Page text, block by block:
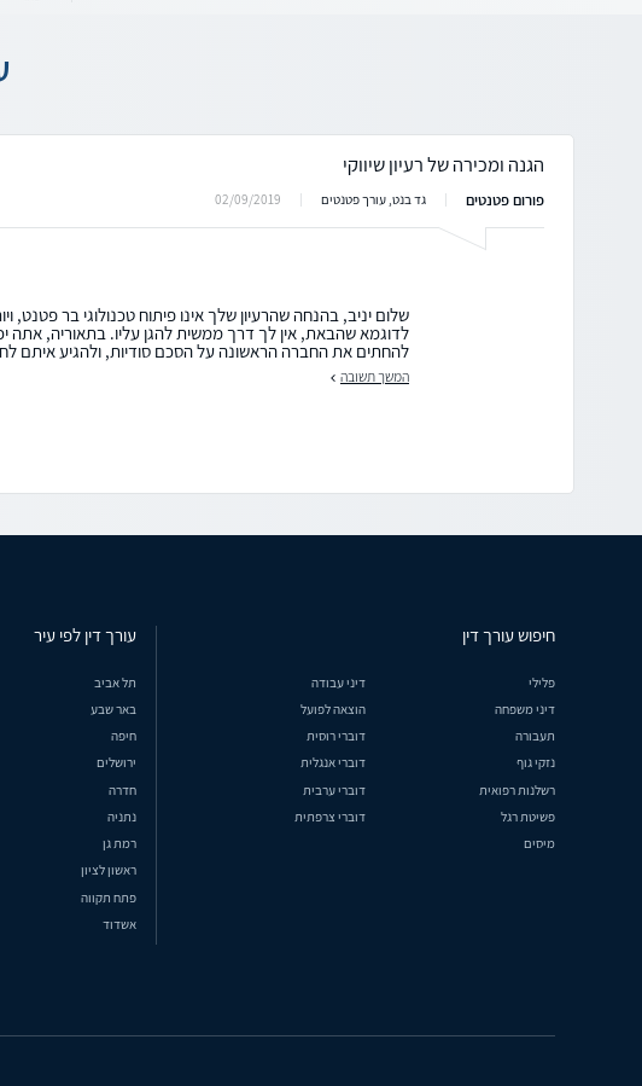
הגנה ומכירה של רעיון שיווקי
פורום פטנטים גד בנט, עורך פטנטים 02/09/2019
שלום יניב, בהנחה שהרעיון שלך אינו פיתוח טכנולוגי בר פטנט,
לדוגמא שהבאת, אין לך דרך ממשית להגן עליו. בתאוריה, אתה
להחתים את החברה הראשונה על הסכם סודיות, ולהגיע איתם
המשך תשובה
חיפוש עורך דין
פלילי
דיני עבודה
דיני משפחה
הוצאה לפועל
תעבורה
דוברי רוסית
נזקי גוף
דוברי אנגלית
רשלנות רפואית
דוברי ערבית
פשיטת רגל
דוברי צרפתית
מיסים
עורך דין לפי עיר
תל אביב
באר שבע
חיפה
ירושלים
חדרה
נתניה
רמת גן
ראשון לציון
פתח תקווה
אשדוד